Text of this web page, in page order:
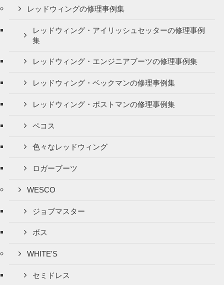
レッドウィングの修理事例集
レッドウィング・アイリッシュセッターの修理事例
集
レッドウィング・エンジニアブーツの修理事例集
レッドウィング・ベックマンの修理事例集
レッドウィング・ポストマンの修理事例集
ペコス
色々なレッドウィング
ロガーブーツ
WESCO
ジョブマスター
ボス
WHITE'S
セミドレス